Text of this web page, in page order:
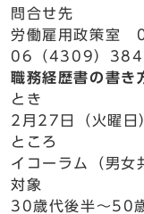
問合せ先
労働雇用政策室
06（4309）
職務経歴書の書き
とき
2月27日（火曜
ところ
イコーラム（男女
対象
30歳代後半～50